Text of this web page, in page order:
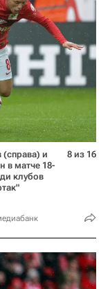
и
в матче 18-
клубов
8 из 16